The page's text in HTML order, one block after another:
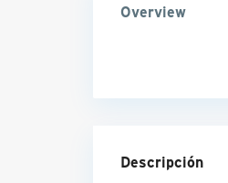
Overview
Descripción